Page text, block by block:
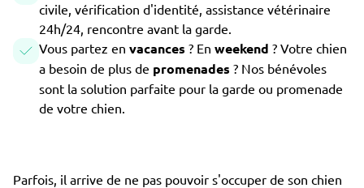
civile, vérification d'identité, assistance vétérinaire
24h/24, rencontre avant la garde.
Vous partez en vacances ? En weekend ? Votre chien
a besoin de plus de promenades ? Nos bénévoles
sont la solution parfaite pour la garde ou promenade
de votre chien.
Parfois, il arrive de ne pas pouvoir s'occuper de son chien